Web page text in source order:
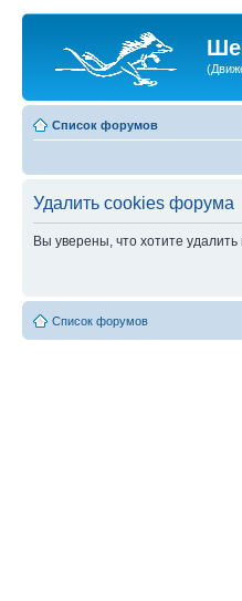
Список форумов
Удалить cookies форума
Вы уверены, что хотите
Список форумов